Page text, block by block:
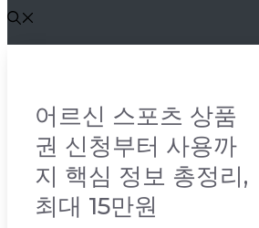
어르신 스포츠 상품
권 신청부터 사용까
지 핵심 정보 총정리,
최대 15만원